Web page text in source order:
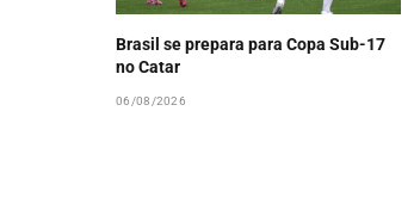
Brasil se prepara para Copa Sub-17
no Catar
06/08/2026